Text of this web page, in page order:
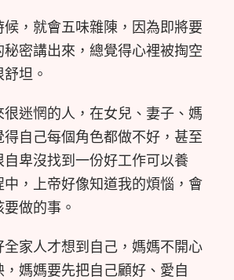
，就會五味雜陳，因為即將要
密講出來，總覺得心裡被掏空
坦。
很迷惘的人，在女兒、妻子、媽
自己每個角色都做不好，甚至
卑沒找到一份好工作可以養
中，上帝好像知道我的煩惱，會
做的事。
家人才想到自己，媽媽不開心
媽媽要先把自己顧好、愛自